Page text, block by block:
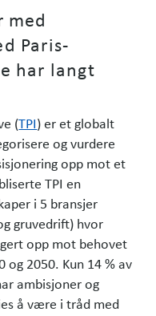
med
Paris-
har langt
(TPI) er et globalt
og vurdere
opp mot et
TPI en
i 5 bransjer
gruvedrift) hvor
opp mot behovet
2050. Kun 14 % av
ambisjoner og
å være i tråd med